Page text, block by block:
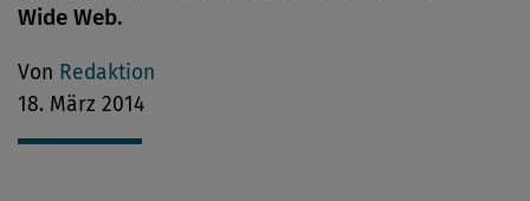
Wide Web.
Von Redaktion
18. März 2014